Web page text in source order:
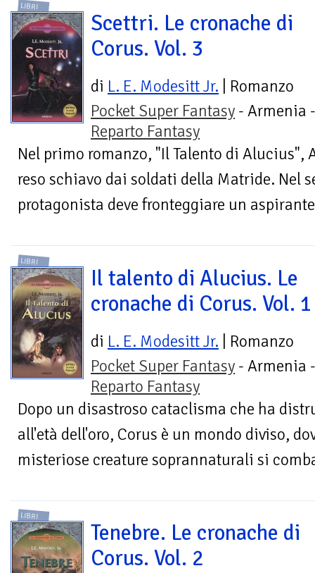
LIBRI
Scettri. Le cronache di
Corus. Vol. 3
di L. E. Modesitt Jr. | Romanzo
Pocket Super Fantasy - Armenia -
Reparto Fantasy
Nel primo romanzo, "Il Talento di Alucius",
reso schiavo dai soldati della Matride. Nel
protagonista deve fronteggiare un
LIBRI
Il talento di Alucius. Le
cronache di Corus. Vol. 1
di L. E. Modesitt Jr. | Romanzo
Pocket Super Fantasy - Armenia -
Reparto Fantasy
Dopo un disastroso cataclisma che ha
all'età dell'oro, Corus è un mondo diviso,
misteriose creature soprannaturali si
LIBRI
Tenebre. Le cronache di
Corus. Vol. 2